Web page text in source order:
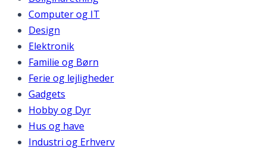
Computer og IT
Design
Elektronik
Familie og Børn
Ferie og lejligheder
Gadgets
Hobby og Dyr
Hus og have
Industri og Erhverv